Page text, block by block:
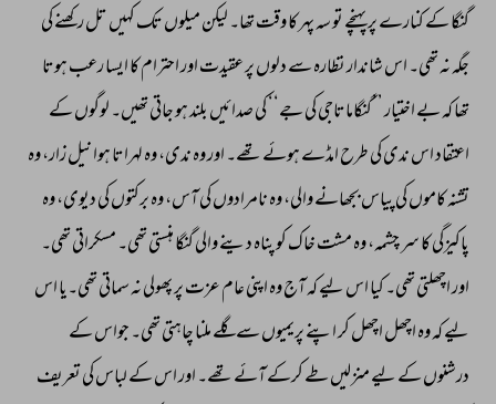
گنگا کے کنارے پر پہنچے تو سہ پہر کا وقت تھا۔ لیکن میلوں تک کہیں تل رکھنے کی
جگہ نہ تھی۔ اس شاندار نظارہ سے دلوں پر عقیدت اور احترام کا ایسا رعب ہوتا
تھا کہ بے اختیار ’’گنگاماتاجی کی جے‘‘ کی صدائیں بلند ہو جاتی تھیں۔ لوگوں کے
اعتقاد اس ندی کی طرح امڈے ہوئے تھے۔ اور وہ ندی، وہ لہراتا ہوا نیل زار، وہ
تشنہ کاموں کی پیاس بجھانے والی، وہ نامرادوں کی آس، وہ برکتوں کی دیوی، وہ
پاکیزگی کا سر چشمہ، وہ مشت خاک کو پناہ دینے والی گنگا ہنستی تھی۔ مسکراتی تھی۔
اور اچھلتی تھی۔ کیا اس لیے کہ آج وہ اپنی عام عزت پر پھولی نہ سماتی تھی۔یا اس
لیے کہ وہ اچھل اچھل کر اپنے پریمیوں سے گلے ملنا چاہتی تھی۔ جواس کے
درشنوں کے لیے منزلیں طے کرکے آئے تھے۔ اور اس کے لباس کی تعریف